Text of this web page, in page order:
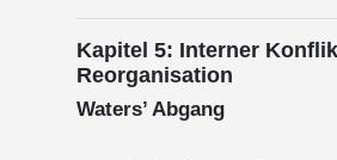
Kapitel 5: Interner
Reorganisation
Waters’ Abgang